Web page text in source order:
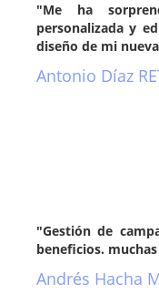
"Me ha
personalizada y
diseño de mi
Antonio Díaz
"Gestión de
beneficios.
Andrés Hacha